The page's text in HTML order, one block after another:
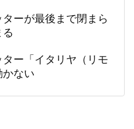
ーが最後まで閉まら
ー「イタリヤ（リモ
かない